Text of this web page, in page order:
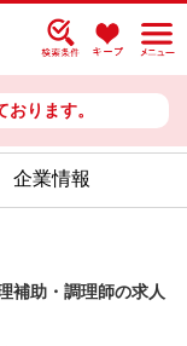
ります。
企業情報
補助・調理師の求人